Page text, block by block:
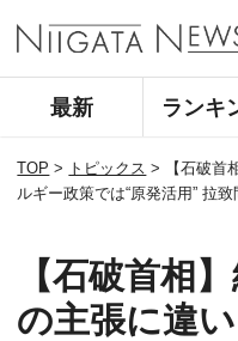
最新 ランキ
TOP > トピックス >
【石破
ルギー政策では“原発活用” 拉
【石破首相
の主張に違